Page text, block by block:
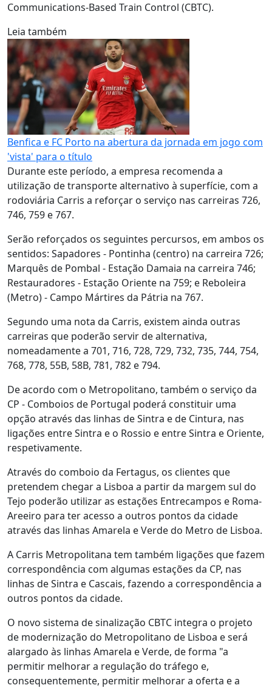
Communications-Based Train Control (CBTC).
Leia também
Benfica e FC Porto na abertura da jornada em jogo com
'vista' para o título
Durante este período, a empresa recomenda a
utilização de transporte alternativo à superfície, com a
rodoviária Carris a reforçar o serviço nas carreiras 726,
746, 759 e 767.
Serão reforçados os seguintes percursos, em ambos os
sentidos: Sapadores - Pontinha (centro) na carreira 726;
Marquês de Pombal - Estação Damaia na carreira 746;
Restauradores - Estação Oriente na 759; e Reboleira
(Metro) - Campo Mártires da Pátria na 767.
Segundo uma nota da Carris, existem ainda outras
carreiras que poderão servir de alternativa,
nomeadamente a 701, 716, 728, 729, 732, 735, 744, 754,
768, 778, 55B, 58B, 781, 782 e 794.
De acordo com o Metropolitano, também o serviço da
CP - Comboios de Portugal poderá constituir uma
opção através das linhas de Sintra e de Cintura, nas
ligações entre Sintra e o Rossio e entre Sintra e Oriente,
respetivamente.
Através do comboio da Fertagus, os clientes que
pretendem chegar a Lisboa a partir da margem sul do
Tejo poderão utilizar as estações Entrecampos e Roma-
Areeiro para ter acesso a outros pontos da cidade
através das linhas Amarela e Verde do Metro de Lisboa.
A Carris Metropolitana tem também ligações que fazem
correspondência com algumas estações da CP, nas
linhas de Sintra e Cascais, fazendo a correspondência a
outros pontos da cidade.
O novo sistema de sinalização CBTC integra o projeto
de modernização do Metropolitano de Lisboa e será
alargado às linhas Amarela e Verde, de forma "a
permitir melhorar a regulação do tráfego e,
consequentemente, permitir melhorar a oferta e a